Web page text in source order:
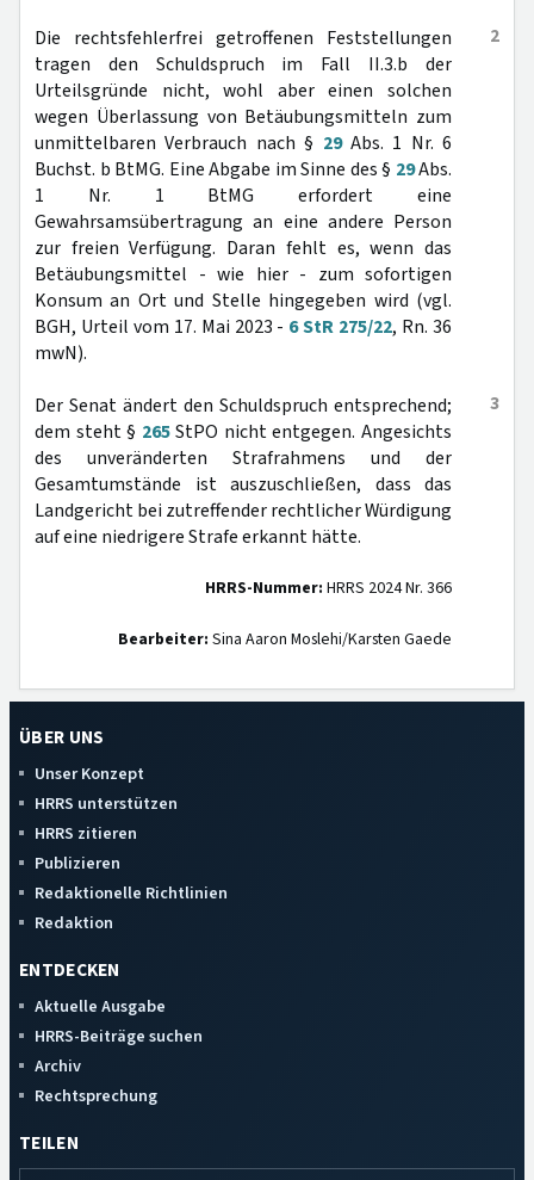
2
Die rechtsfehlerfrei getroffenen Feststellungen
tragen den Schuldspruch im Fall II.3.b der
Urteilsgründe nicht, wohl aber einen solchen
wegen Überlassung von Betäubungsmitteln zum
unmittelbaren Verbrauch nach § 29Abs. 1 Nr. 6
Buchst. b BtMG. Eine Abgabe im Sinne des § 29Abs.
1 Nr. 1 BtMG erfordert eine
Gewahrsamsübertragung an eine andere Person
zur freien Verfügung. Daran fehlt es, wenn das
Betäubungsmittel - wie hier - zum sofortigen
Konsum an Ort und Stelle hingegeben wird (vgl.
BGH, Urteil vom 17. Mai 2023 - 6 StR 275/22, Rn. 36
mwN).
3
Der Senat ändert den Schuldspruch entsprechend;
dem steht § 265StPO nicht entgegen. Angesichts
des unveränderten Strafrahmens und der
Gesamtumstände ist auszuschließen, dass das
Landgericht bei zutreffender rechtlicher Würdigung
auf eine niedrigere Strafe erkannt hätte.
HRRS-Nummer: HRRS 2024 Nr. 366
Bearbeiter: Sina Aaron Moslehi/Karsten Gaede
ÜBER UNS
Unser Konzept
HRRS unterstützen
HRRS zitieren
Publizieren
Redaktionelle Richtlinien
Redaktion
ENTDECKEN
Aktuelle Ausgabe
HRRS-Beiträge suchen
Archiv
Rechtsprechung
TEILEN